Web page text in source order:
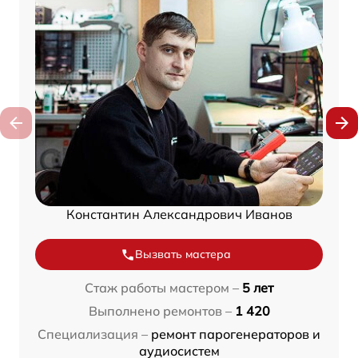
Константин Александрович Иванов
Вызвать мастера
Стаж работы мастером – 5 лет
Выполнено ремонтов – 1 420
Специализация – ремонт парогенераторов и
аудиосистем